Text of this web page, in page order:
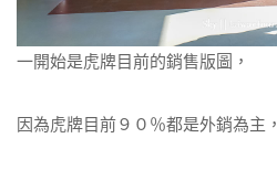
一開始是虎牌目前的銷售版圖，
因為虎牌目前９０％都是外銷為主，